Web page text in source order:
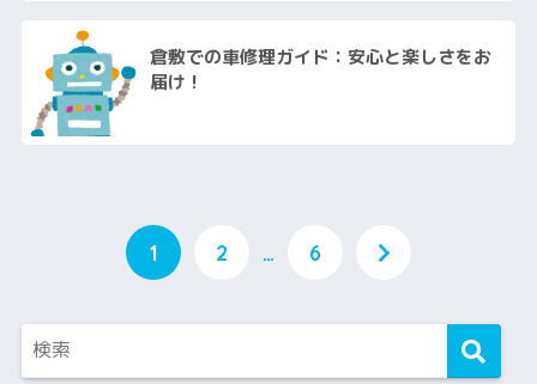
倉敷での車修理ガイド：安心と楽しさをお
届け！
1 2 … 6